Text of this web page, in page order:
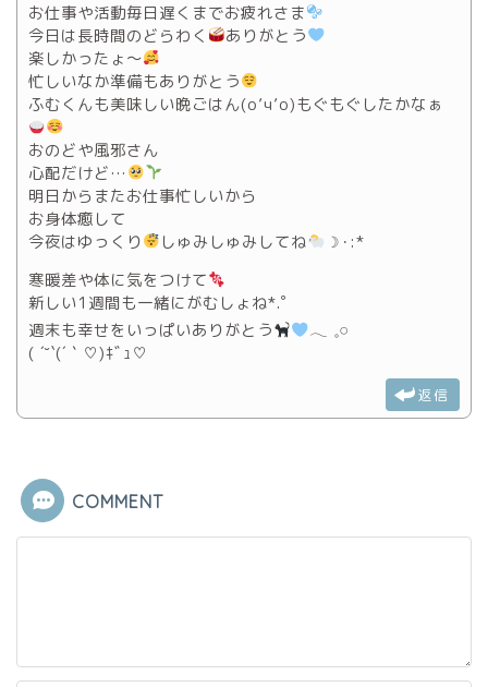
お仕事や活動毎日遅くまでお疲れさま
今日は長時間のどらわく
ありがとう
楽しかったょ〜
忙しいなか準備もありがとう
ふむくんも美味しい晩ごはん(o’ч’o)もぐもぐしたかなぁ
おのどや風邪さん
心配だけど…
明日からまたお仕事忙しいから
お身体癒して
今夜はゆっくり
しゅみしゅみしてね
☽･:*
寒暖差や体に気をつけて
新しい1週間も一緒にがむしょね*.゜
週末も幸せをいっぱいありがとう
𓂃 𓈒𓏸
‪( ´˘`(´｀♡)ｷﾞｭ‬♡
返信
COMMENT